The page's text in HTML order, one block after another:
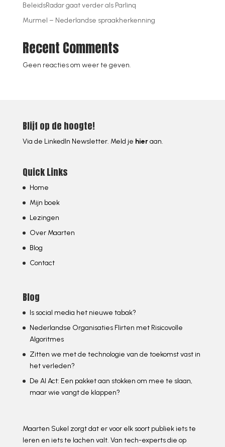
BeleidsRadar gaat verder als Parlinq
Murmel – Nederlandse spraakherkenning
Recent Comments
Geen reacties om weer te geven.
Blijf op de hoogte!
Via de LinkedIn Newsletter. Meld je hieraan.
Quick Links
Home
Mijn boek
Lezingen
Over Maarten
Blog
Contact
Blog
Is social media het nieuwe tabak?
Nederlandse Organisaties Flirten met Risicovolle
Algoritmes
Zitten we met de technologie van de toekomst vast in
het verleden?
De AI Act: Een pakket aan stokken om mee te slaan,
maar wie vangt de klappen?
Maarten Sukel zorgt dat er voor elk soort publiek iets te
leren en iets te lachen valt. Van tech-experts die op